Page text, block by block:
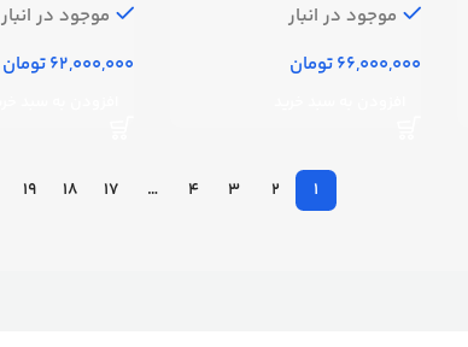
موجود در انبار
تومان
موجود در انبار
تومان
1
2
3
4
…
17
18
19